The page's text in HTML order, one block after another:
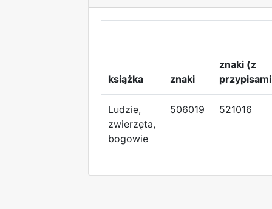
książka znaki
znaki (z
Ludzie,
zwierzęta,
bogowie
506019 521016